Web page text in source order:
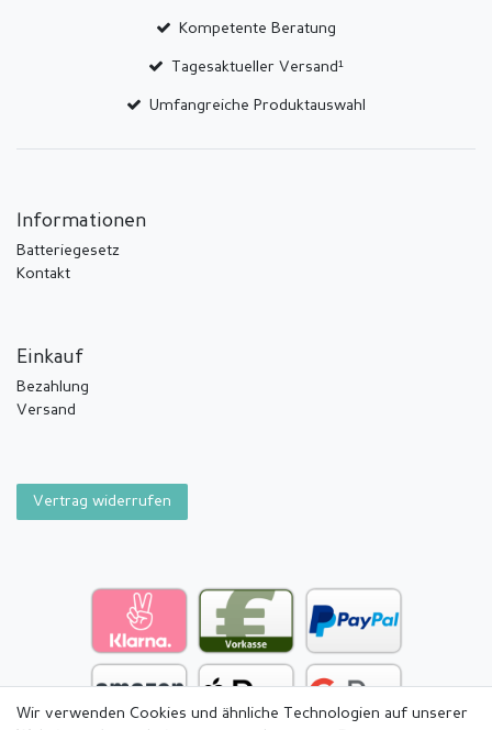
Kompetente Beratung
Tagesaktueller Versand¹
Umfangreiche Produktauswahl
Informationen
Batteriegesetz
Kontakt
Einkauf
Bezahlung
Versand
Vertrag widerrufen
Wir verwenden Cookies und ähnliche Technologien auf unserer